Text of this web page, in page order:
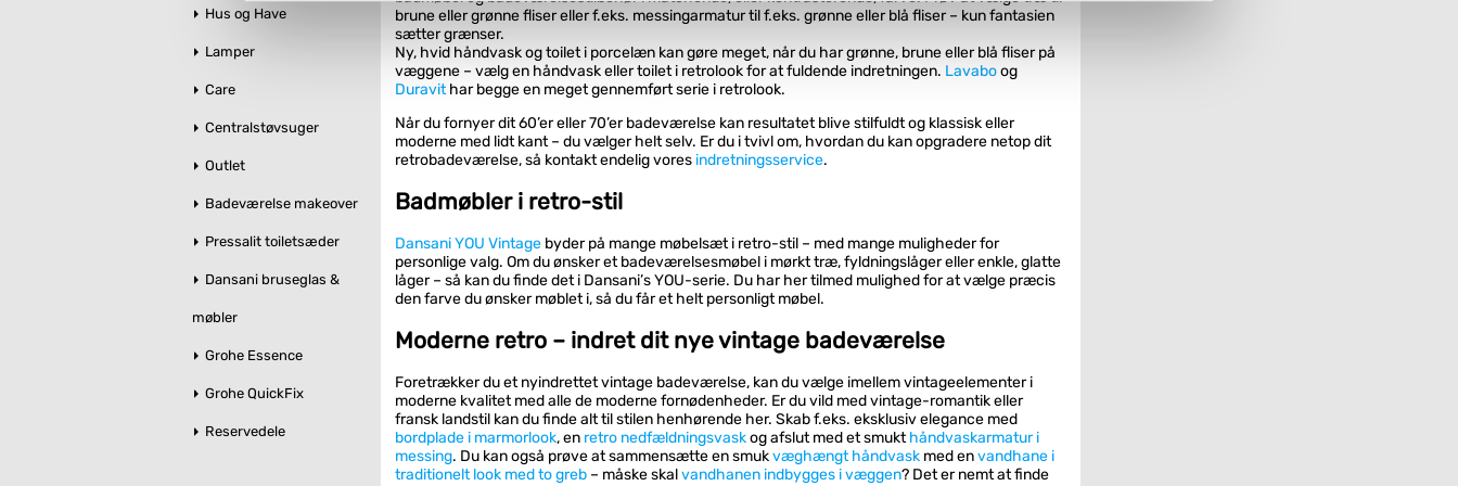
Du kan se mere om, hvordan vi behandler dine personoplysninger, ved at klikkeher .
Hus og Have
Lamper
Care
Centralstøvsuger
Outlet
Badeværelse makeover
Pressalit toiletsæder
Dansani bruseglas &
møbler
Grohe Essence
Grohe QuickFix
Reservedele
brune eller grønne fliser eller f.eks. messingarmatur til f.eks. grønne eller blå fliser – kun fantasien
sætter grænser.
Ny, hvid håndvask og toilet i porcelæn kan gøre meget, når du har grønne, brune eller blå fliser på
væggene – vælg en håndvask eller toilet i retrolook for at fuldende indretningen. Lavaboog
Duravithar begge en meget gennemført serie i retrolook.
Når du fornyer dit 60’er eller 70’er badeværelse kan resultatet blive stilfuldt og klassisk eller
moderne med lidt kant – du vælger helt selv. Er du i tvivl om, hvordan du kan opgradere netop dit
retrobadeværelse, så kontakt endelig vores indretningsservice.
Badmøbler i retro-stil
Dansani YOU Vintage byder på mange møbelsæt i retro-stil – med mange muligheder for
personlige valg. Om du ønsker et badeværelsesmøbel i mørkt træ, fyldningslåger eller enkle, glatte
låger – så kan du finde det i Dansani’s YOU-serie. Du har her tilmed mulighed for at vælge præcis
den farve du ønsker møblet i, så du får et helt personligt møbel.
Moderne retro – indret dit nye vintage badeværelse
Foretrækker du et nyindrettet vintage badeværelse, kan du vælge imellem vintageelementer i
moderne kvalitet med alle de moderne fornødenheder. Er du vild med vintage-romantik eller
fransk landstil kan du finde alt til stilen henhørende her. Skab f.eks. eksklusiv elegance med
bordplade i marmorlook, en retro nedfældningsvaskog afslut med et smukthåndvaskarmatur i
messing. Du kan også prøve at sammensætte en smukvæghængt håndvask med envandhane i
traditionelt look med to greb – måske skalvandhanen indbygges i væggen? Det er nemt at finde